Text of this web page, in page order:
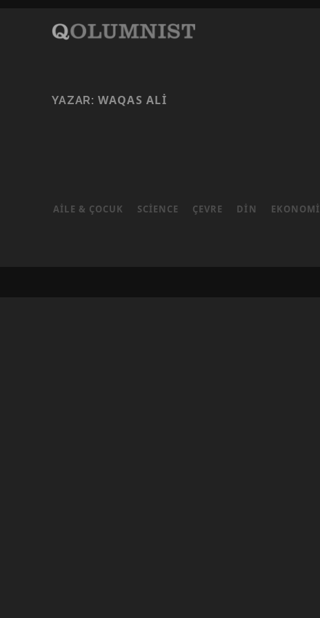
YAZAR:WAQAS ALI
AILE & ÇOCUK SCIENCE ÇEVRE DIN EKONOMI